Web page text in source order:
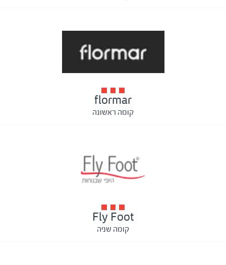
flormar
קומה ראשונה
Fly Foot
קומה שניה